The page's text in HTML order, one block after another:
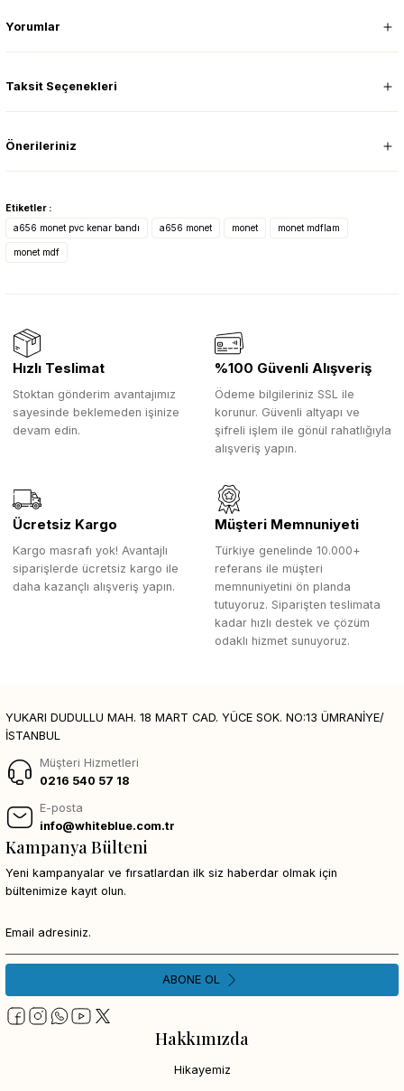
Yorumlar
Taksit Seçenekleri
Önerileriniz
Etiketler :
a656 monet pvc kenar bandı
a656 monet monet monet mdflam
monet mdf
Hızlı Teslimat
Stoktan gönderim avantajımız
sayesinde beklemeden işinize
devam edin.
%100 Güvenli Alışveriş
Ödeme bilgileriniz SSL ile
korunur. Güvenli altyapı ve
şifreli işlem ile gönül rahatlığıyla
alışveriş yapın.
Ücretsiz Kargo
Kargo masrafı yok! Avantajlı
siparişlerde ücretsiz kargo ile
daha kazançlı alışveriş yapın.
Müşteri Memnuniyeti
Türkiye genelinde 10.000+
referans ile müşteri
memnuniyetini ön planda
tutuyoruz. Siparişten teslimata
kadar hızlı destek ve çözüm
odaklı hizmet sunuyoruz.
YUKARI DUDULLU MAH. 18 MART CAD. YÜCE SOK. NO:13 ÜMRANİYE/
İSTANBUL
Müşteri Hizmetleri
0216 540 57 18
E-posta
info@whiteblue.com.tr
Hakkımızda
Hikayemiz
Kampanya Bülteni
Yeni kampanyalar ve fırsatlardan ilk siz haberdar olmak için
bültenimize kayıt olun.
ABONE OL